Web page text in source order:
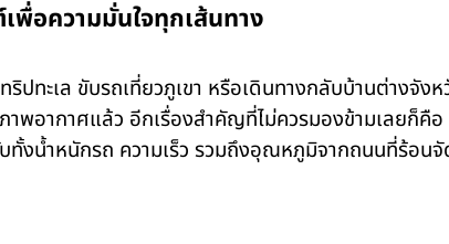
อความมั่นใจทุกเส้นทาง
ปทะเล ขับรถเที่ยวภูเขา หรือเดินทางกลับบ้านต่างจัง
พอากาศแล้ว อีกเรื่องสำคัญที่ไม่ควรมองข้ามเลยก็คื
งน้ำหนักรถ ความเร็ว รวมถึงอุณหภูมิจากถนนที่ร้อน